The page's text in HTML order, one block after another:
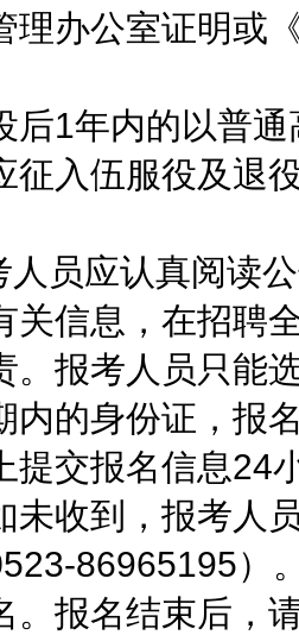
理办公室证明或
年内的以普通
征入伍服役及退
应认真阅读公
关信息，在招聘
。报考人员只能
内的身份证，报
提交报名信息24
未收到，报考人
86965195）
。报名结束后，